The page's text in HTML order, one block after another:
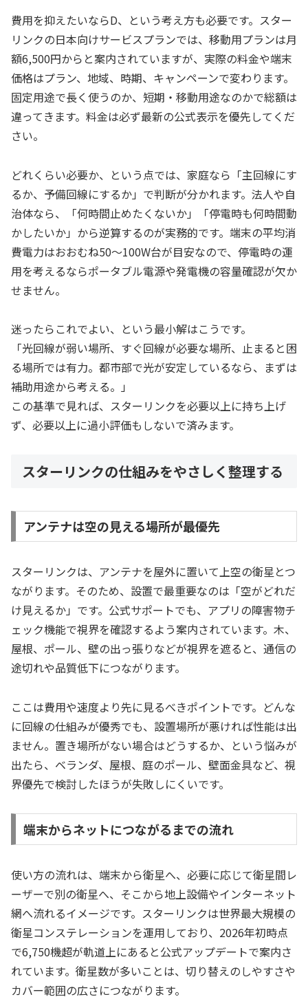
費用を抑えたいならD、という考え方も必要です。スター
リンクの日本向けサービスプランでは、移動用プランは月
額6,500円からと案内されていますが、実際の料金や端末
価格はプラン、地域、時期、キャンペーンで変わります。
固定用途で長く使うのか、短期・移動用途なのかで総額は
違ってきます。料金は必ず最新の公式表示を優先してくだ
さい。
どれくらい必要か、という点では、家庭なら「主回線にす
るか、予備回線にするか」で判断が分かれます。法人や自
治体なら、「何時間止めたくないか」「停電時も何時間動
かしたいか」から逆算するのが実務的です。端末の平均消
費電力はおおむね50〜100W台が目安なので、停電時の運
用を考えるならポータブル電源や発電機の容量確認が欠か
せません。
迷ったらこれでよい、という最小解はこうです。
「光回線が弱い場所、すぐ回線が必要な場所、止まると困
る場所では有力。都市部で光が安定しているなら、まずは
補助用途から考える。」
この基準で見れば、スターリンクを必要以上に持ち上げ
ず、必要以上に過小評価もしないで済みます。
スターリンクの仕組みをやさしく整理する
アンテナは空の見える場所が最優先
スターリンクは、アンテナを屋外に置いて上空の衛星とつ
ながります。そのため、設置で最重要なのは「空がどれだ
け見えるか」です。公式サポートでも、アプリの障害物チ
ェック機能で視界を確認するよう案内されています。木、
屋根、ポール、壁の出っ張りなどが視界を遮ると、通信の
途切れや品質低下につながります。
ここは費用や速度より先に見るべきポイントです。どんな
に回線の仕組みが優秀でも、設置場所が悪ければ性能は出
ません。置き場所がない場合はどうするか、という悩みが
出たら、ベランダ、屋根、庭のポール、壁面金具など、視
界優先で検討したほうが失敗しにくいです。
端末からネットにつながるまでの流れ
使い方の流れは、端末から衛星へ、必要に応じて衛星間レ
ーザーで別の衛星へ、そこから地上設備やインターネット
網へ流れるイメージです。スターリンクは世界最大規模の
衛星コンステレーションを運用しており、2026年初時点
で6,750機超が軌道上にあると公式アップデートで案内さ
れています。衛星数が多いことは、切り替えのしやすさや
カバー範囲の広さにつながります。